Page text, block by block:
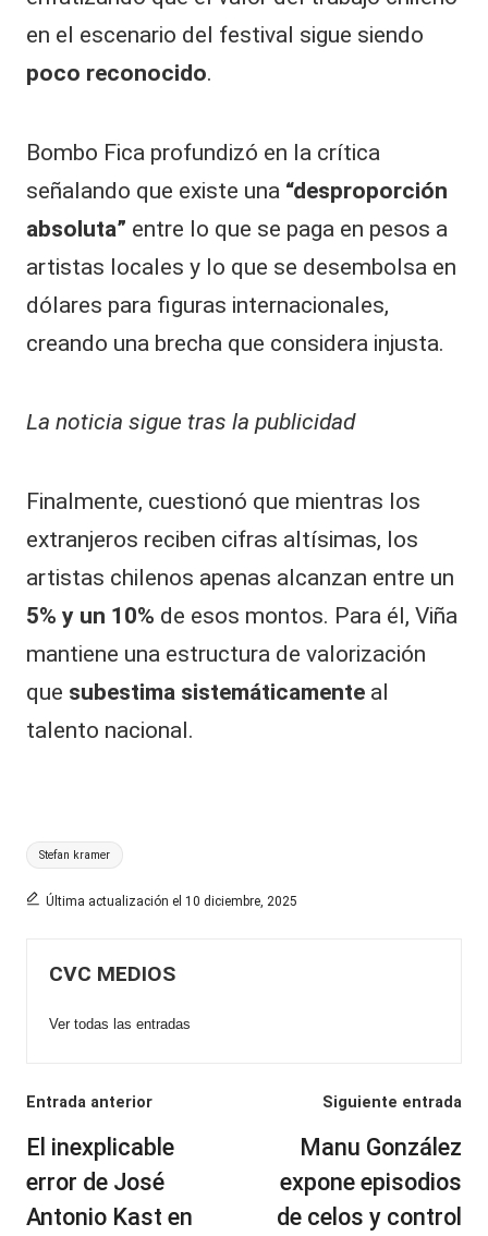
en el escenario del festival sigue siendo
poco reconocido.
Bombo Fica profundizó en la crítica
señalando que existe una “desproporción
absoluta” entre lo que se paga en pesos a
artistas locales y lo que se desembolsa en
dólares para figuras internacionales,
creando una brecha que considera injusta.
La noticia sigue tras la publicidad
Finalmente, cuestionó que mientras los
extranjeros reciben cifras altísimas, los
artistas chilenos apenas alcanzan entre un
5% y un 10% de esos montos. Para él, Viña
mantiene una estructura de valorización
que subestima sistemáticamente al
talento nacional.
Etiquetas:
Stefan kramer
Última actualización el 10 diciembre, 2025
CVC MEDIOS
Ver todas las entradas
Navegación
de
entradas
Entrada anterior
El inexplicable
error de José
Antonio Kast en
Siguiente entrada
Manu González
expone episodios
de celos y control